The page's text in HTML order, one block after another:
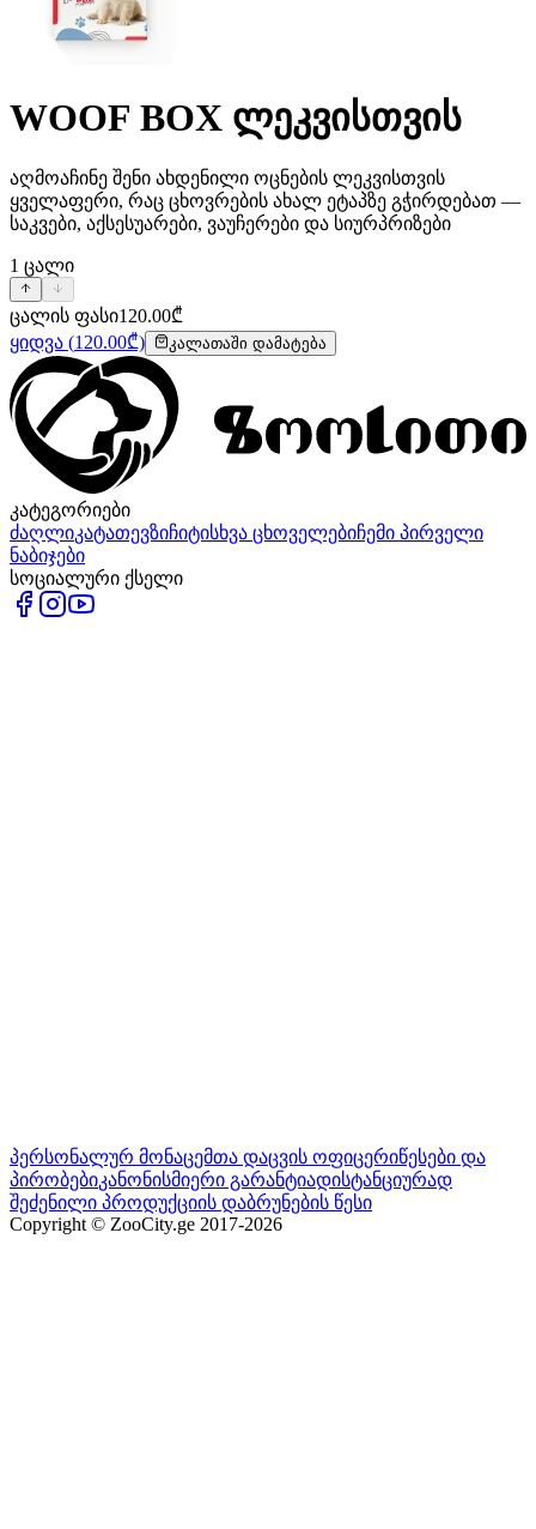
WOOF BOX ლეკვისთვის
აღმოაჩინე შენი ახდენილი ოცნების ლეკვისთვის
ყველაფერი, რაც ცხოვრების ახალ ეტაპზე გჭირდებათ —
საკვები, აქსესუარები, ვაუჩერები და სიურპრიზები
1 ცალი
ცალის ფასი120.00₾
ყიდვა (120.00₾) კალათაში დამატება
კატეგორიები
ძაღლიკატათევზიჩიტისხვა ცხოველებიჩემი პირველი
ნაბიჯები
სოციალური ქსელი
პერსონალურ მონაცემთა დაცვის ოფიცერიწესები და
პირობებიკანონისმიერი გარანტიადისტანციურად
შეძენილი პროდუქციის დაბრუნების წესი
Copyright © ZooCity.ge 2017-2026